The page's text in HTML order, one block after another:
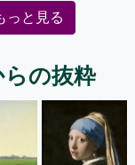
っと見る
の抜粋